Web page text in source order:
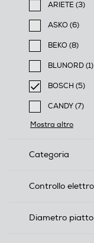
ARIETE (3)
Filtra per Marca:
ASKO (6)
Filtra per
BEKO (8)
Filtra per Marca:
BLUNORD (1)
Filtra per
BOSCH (5)
selected Filtro
CANDY (7)
Filtra per
Mostra altro
Categoria
Controllo
Diametro